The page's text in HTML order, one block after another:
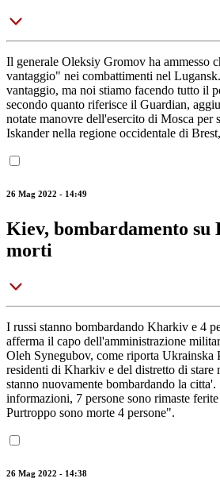
Il generale Oleksiy Gromov ha ammesso
vantaggio" nei combattimenti nel
vantaggio, ma noi stiamo facendo tutto il
secondo quanto riferisce il Guardian,
notate manovre dell'esercito di Mosca per
Iskander nella regione occidentale di
26 Mag 2022 - 14:49
Kiev, bombardamento
morti
I russi stanno bombardando Kharkiv e 4
afferma il capo dell'amministrazione
Oleh Synegubov, come riporta Ukrainska
residenti di Kharkiv e del distretto di stare
stanno nuovamente bombardando la
informazioni, 7 persone sono rimaste
Purtroppo sono morte 4 persone".
26 Mag 2022 - 14:38